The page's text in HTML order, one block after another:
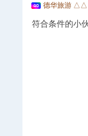
德华旅游 △△
符合条件的小